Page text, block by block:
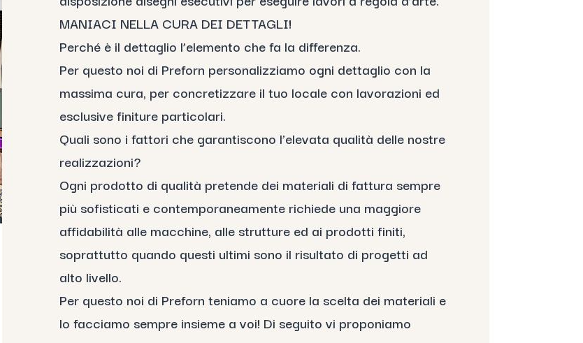
MANIACI NELLA CURA DEI DETTAGLI!
Perché è il dettaglio l’elemento che fa la differenza.
Per questo noi di Preforn personalizziamo ogni dettaglio con la
massima cura, per concretizzare il tuo locale con lavorazioni ed
esclusive finiture particolari.
Quali sono i fattori che garantiscono l’elevata qualità delle nostre
realizzazioni?
Ogni prodotto di qualità pretende dei materiali di fattura sempre
più sofisticati e contemporaneamente richiede una maggiore
affidabilità alle macchine, alle strutture ed ai prodotti finiti,
soprattutto quando questi ultimi sono il risultato di progetti ad
alto livello.
Per questo noi di Preforn teniamo a cuore la scelta dei materiali e
lo facciamo sempre insieme a voi! Di seguito vi proponiamo